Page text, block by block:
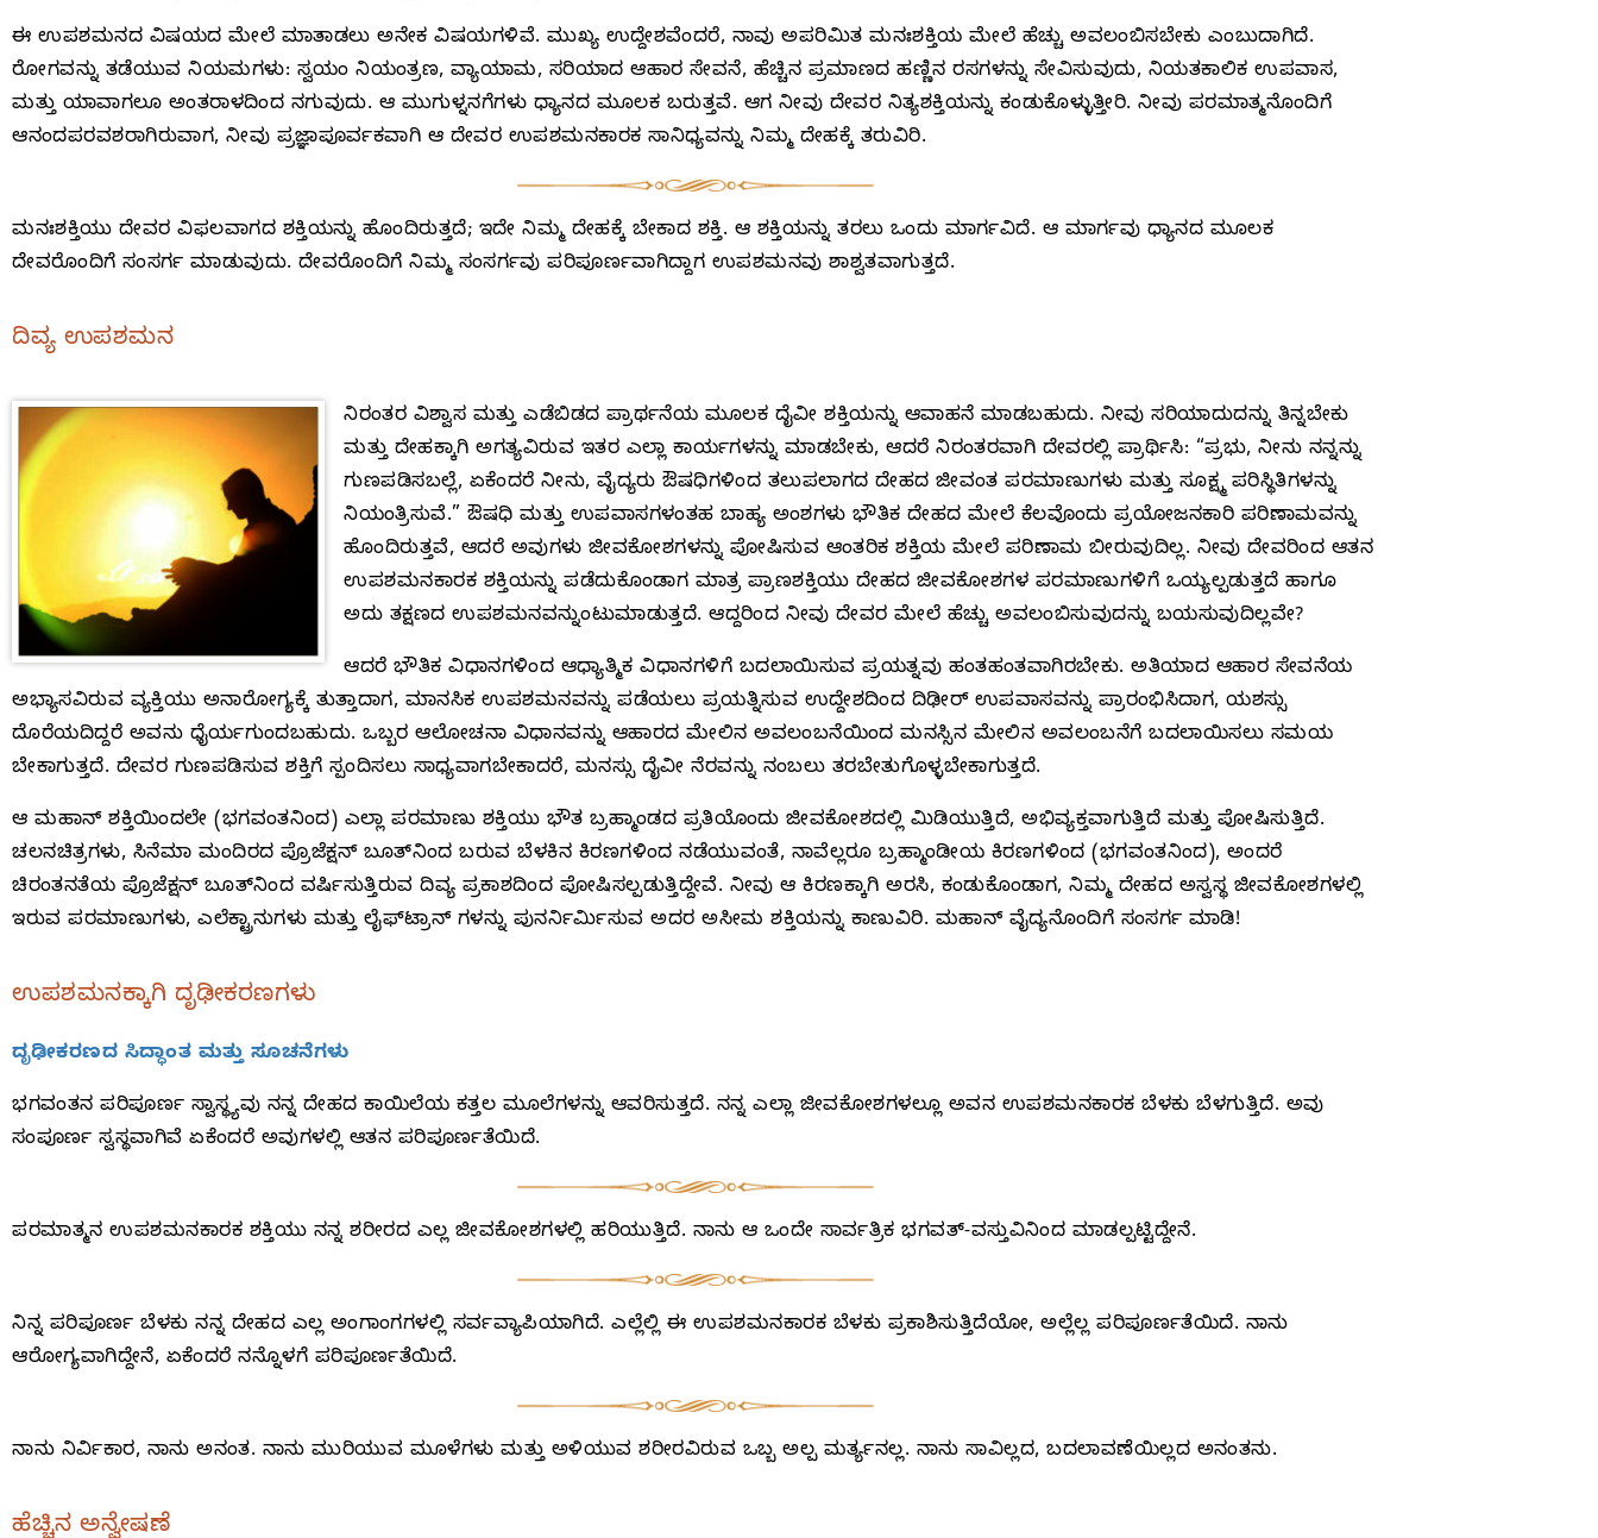
ಈ ಉಪಶಮನದ ವಿಷಯದ ಮೇಲೆ ಮಾತಾಡಲು ಅನೇಕ ವಿಷಯಗಳಿವೆ. ಮುಖ್ಯ ಉದ್ದೇಶವೆಂದರೆ, ನಾವು ಅಪರಿಮಿತ ಮನಃಶಕ್ತಿಯ ಮೇಲೆ ಹೆಚ್ಚು ಅವಲಂಬಿಸಬೇಕು ಎಂಬುದಾಗಿದೆ.
ರೋಗವನ್ನು ತಡೆಯುವ ನಿಯಮಗಳು: ಸ್ವಯಂ ನಿಯಂತ್ರಣ, ವ್ಯಾಯಾಮ, ಸರಿಯಾದ ಆಹಾರ ಸೇವನೆ, ಹೆಚ್ಚಿನ ಪ್ರಮಾಣದ ಹಣ್ಣಿನ ರಸಗಳನ್ನು ಸೇವಿಸುವುದು, ನಿಯತಕಾಲಿಕ ಉಪವಾಸ,
ಮತ್ತು ಯಾವಾಗಲೂ ಅಂತರಾಳದಿಂದ ನಗುವುದು. ಆ ಮುಗುಳ್ನನಗೆಗಳು ಧ್ಯಾನದ ಮೂಲಕ ಬರುತ್ತವೆ. ಆಗ ನೀವು ದೇವರ ನಿತ್ಯಶಕ್ತಿಯನ್ನು ಕಂಡುಕೊಳ್ಳುತ್ತೀರಿ. ನೀವು ಪರಮಾತ್ಮನೊಂದಿಗೆ
ಆನಂದಪರವಶರಾಗಿರುವಾಗ, ನೀವು ಪ್ರಜ್ಞಾಪೂರ್ವಕವಾಗಿ ಆ ದೇವರ ಉಪಶಮನಕಾರಕ ಸಾನಿಧ್ಯವನ್ನು ನಿಮ್ಮ ದೇಹಕ್ಕೆ ತರುವಿರಿ.
ಮನಃಶಕ್ತಿಯು ದೇವರ ವಿಫಲವಾಗದ ಶಕ್ತಿಯನ್ನು ಹೊಂದಿರುತ್ತದೆ; ಇದೇ ನಿಮ್ಮ ದೇಹಕ್ಕೆ ಬೇಕಾದ ಶಕ್ತಿ. ಆ ಶಕ್ತಿಯನ್ನು ತರಲು ಒಂದು ಮಾರ್ಗವಿದೆ. ಆ ಮಾರ್ಗವು ಧ್ಯಾನದ ಮೂಲಕ
ದೇವರೊಂದಿಗೆ ಸಂಸರ್ಗ ಮಾಡುವುದು. ದೇವರೊಂದಿಗೆ ನಿಮ್ಮ ಸಂಸರ್ಗವು ಪರಿಪೂರ್ಣವಾಗಿದ್ದಾಗ ಉಪಶಮನವು ಶಾಶ್ವತವಾಗುತ್ತದೆ.
ದಿವ್ಯ ಉಪಶಮನ
ನಿರಂತರ ವಿಶ್ವಾಸ ಮತ್ತು ಎಡೆಬಿಡದ ಪ್ರಾರ್ಥನೆಯ ಮೂಲಕ ದೈವೀ ಶಕ್ತಿಯನ್ನು ಆವಾಹನೆ ಮಾಡಬಹುದು. ನೀವು ಸರಿಯಾದುದನ್ನು ತಿನ್ನಬೇಕು
ಮತ್ತು ದೇಹಕ್ಕಾಗಿ ಅಗತ್ಯವಿರುವ ಇತರ ಎಲ್ಲಾ ಕಾರ್ಯಗಳನ್ನು ಮಾಡಬೇಕು, ಆದರೆ ನಿರಂತರವಾಗಿ ದೇವರಲ್ಲಿ ಪ್ರಾರ್ಥಿಸಿ: “ಪ್ರಭು, ನೀನು ನನ್ನನ್ನು
ಗುಣಪಡಿಸಬಲ್ಲೆ, ಏಕೆಂದರೆ ನೀನು, ವೈದ್ಯರು ಔಷಧಿಗಳಿಂದ ತಲುಪಲಾಗದ ದೇಹದ ಜೀವಂತ ಪರಮಾಣುಗಳು ಮತ್ತು ಸೂಕ್ಷ್ಮ ಪರಿಸ್ಥಿತಿಗಳನ್ನು
ನಿಯಂತ್ರಿಸುವೆ.” ಔಷಧಿ ಮತ್ತು ಉಪವಾಸಗಳಂತಹ ಬಾಹ್ಯ ಅಂಶಗಳು ಭೌತಿಕ ದೇಹದ ಮೇಲೆ ಕೆಲವೊಂದು ಪ್ರಯೋಜನಕಾರಿ ಪರಿಣಾಮವನ್ನು
ಹೊಂದಿರುತ್ತವೆ, ಆದರೆ ಅವುಗಳು ಜೀವಕೋಶಗಳನ್ನು ಪೋಷಿಸುವ ಆಂತರಿಕ ಶಕ್ತಿಯ ಮೇಲೆ ಪರಿಣಾಮ ಬೀರುವುದಿಲ್ಲ. ನೀವು ದೇವರಿಂದ ಆತನ
ಉಪಶಮನಕಾರಕ ಶಕ್ತಿಯನ್ನು ಪಡೆದುಕೊಂಡಾಗ ಮಾತ್ರ ಪ್ರಾಣಶಕ್ತಿಯು ದೇಹದ ಜೀವಕೋಶಗಳ ಪರಮಾಣುಗಳಿಗೆ ಒಯ್ಯಲ್ಪಡುತ್ತದೆ ಹಾಗೂ
ಅದು ತಕ್ಷಣದ ಉಪಶಮನವನ್ನುಂಟುಮಾಡುತ್ತದೆ. ಆದ್ದರಿಂದ ನೀವು ದೇವರ ಮೇಲೆ ಹೆಚ್ಚು ಅವಲಂಬಿಸುವುದನ್ನು ಬಯಸುವುದಿಲ್ಲವೇ?
ಆದರೆ ಭೌತಿಕ ವಿಧಾನಗಳಿಂದ ಆಧ್ಯಾತ್ಮಿಕ ವಿಧಾನಗಳಿಗೆ ಬದಲಾಯಿಸುವ ಪ್ರಯತ್ನವು ಹಂತಹಂತವಾಗಿರಬೇಕು. ಅತಿಯಾದ ಆಹಾರ ಸೇವನೆಯ
ಅಭ್ಯಾಸವಿರುವ ವ್ಯಕ್ತಿಯು ಅನಾರೋಗ್ಯಕ್ಕೆ ತುತ್ತಾದಾಗ, ಮಾನಸಿಕ ಉಪಶಮನವನ್ನು ಪಡೆಯಲು ಪ್ರಯತ್ನಿಸುವ ಉದ್ದೇಶದಿಂದ ದಿಢೀರ್ ಉಪವಾಸವನ್ನು ಪ್ರಾರಂಭಿಸಿದಾಗ, ಯಶಸ್ಸು
ದೊರೆಯದಿದ್ದರೆ ಅವನು ಧೈರ್ಯಗುಂದಬಹುದು. ಒಬ್ಬರ ಆಲೋಚನಾ ವಿಧಾನವನ್ನು ಆಹಾರದ ಮೇಲಿನ ಅವಲಂಬನೆಯಿಂದ ಮನಸ್ಸಿನ ಮೇಲಿನ ಅವಲಂಬನೆಗೆ ಬದಲಾಯಿಸಲು ಸಮಯ
ಬೇಕಾಗುತ್ತದೆ. ದೇವರ ಗುಣಪಡಿಸುವ ಶಕ್ತಿಗೆ ಸ್ಪಂದಿಸಲು ಸಾಧ್ಯವಾಗಬೇಕಾದರೆ, ಮನಸ್ಸು ದೈವೀ ನೆರವನ್ನು ನಂಬಲು ತರಬೇತುಗೊಳ್ಳಬೇಕಾಗುತ್ತದೆ.
ಆ ಮಹಾನ್ ಶಕ್ತಿಯಿಂದಲೇ (ಭಗವಂತನಿಂದ) ಎಲ್ಲಾ ಪರಮಾಣು ಶಕ್ತಿಯು ಭೌತ ಬ್ರಹ್ಮಾಂಡದ ಪ್ರತಿಯೊಂದು ಜೀವಕೋಶದಲ್ಲಿ ಮಿಡಿಯುತ್ತಿದೆ, ಅಭಿವ್ಯಕ್ತವಾಗುತ್ತಿದೆ ಮತ್ತು ಪೋಷಿಸುತ್ತಿದೆ.
ಚಲನಚಿತ್ರಗಳು, ಸಿನೆಮಾ ಮಂದಿರದ ಪ್ರೊಜೆಕ್ಷನ್ ಬೂತ್‌ನಿಂದ ಬರುವ ಬೆಳಕಿನ ಕಿರಣಗಳಿಂದ ನಡೆಯುವಂತೆ, ನಾವೆಲ್ಲರೂ ಬ್ರಹ್ಮಾಂಡೀಯ ಕಿರಣಗಳಿಂದ (ಭಗವಂತನಿಂದ), ಅಂದರೆ
ಚಿರಂತನತೆಯ ಪ್ರೊಜೆಕ್ಷನ್ ಬೂತ್‌ನಿಂದ ವರ್ಷಿಸುತ್ತಿರುವ ದಿವ್ಯ ಪ್ರಕಾಶದಿಂದ ಪೋಷಿಸಲ್ಪಡುತ್ತಿದ್ದೇವೆ. ನೀವು ಆ ಕಿರಣಕ್ಕಾಗಿ ಅರಸಿ, ಕಂಡುಕೊಂಡಾಗ, ನಿಮ್ಮ ದೇಹದ ಅಸ್ವಸ್ಥ ಜೀವಕೋಶಗಳಲ್ಲಿ
ಇರುವ ಪರಮಾಣುಗಳು, ಎಲೆಕ್ಟ್ರಾನುಗಳು ಮತ್ತು ಲೈಫ್‌ಟ್ರಾನ್‌ ಗಳನ್ನು ಪುನರ್ನಿರ್ಮಿಸುವ ಅದರ ಅಸೀಮ ಶಕ್ತಿಯನ್ನು ಕಾಣುವಿರಿ. ಮಹಾನ್‌ ವೈದ್ಯನೊಂದಿಗೆ ಸಂಸರ್ಗ ಮಾಡಿ!
ಉಪಶಮನಕ್ಕಾಗಿ ದೃಢೀಕರಣಗಳು
ದೃಢೀಕರಣದ ಸಿದ್ಧಾಂತ ಮತ್ತು ಸೂಚನೆಗಳು
ಭಗವಂತನ ಪರಿಪೂರ್ಣ ಸ್ವಾಸ್ಥ್ಯವು ನನ್ನ ದೇಹದ ಕಾಯಿಲೆಯ ಕತ್ತಲ ಮೂಲೆಗಳನ್ನು ಆವರಿಸುತ್ತದೆ. ನನ್ನ ಎಲ್ಲಾ ಜೀವಕೋಶಗಳಲ್ಲೂ ಅವನ ಉಪಶಮನಕಾರಕ ಬೆಳಕು ಬೆಳಗುತ್ತಿದೆ. ಅವು
ಸಂಪೂರ್ಣ ಸ್ವಸ್ಥವಾಗಿವೆ ಏಕೆಂದರೆ ಅವುಗಳಲ್ಲಿ ಆತನ ಪರಿಪೂರ್ಣತೆಯಿದೆ.
ಪರಮಾತ್ಮನ ಉಪಶಮನಕಾರಕ ಶಕ್ತಿಯು ನನ್ನ ಶರೀರದ ಎಲ್ಲ ಜೀವಕೋಶಗಳಲ್ಲಿ ಹರಿಯುತ್ತಿದೆ. ನಾನು ಆ ಒಂದೇ ಸಾರ್ವತ್ರಿಕ ಭಗವತ್-ವಸ್ತುವಿನಿಂದ ಮಾಡಲ್ಪಟ್ಟಿದ್ದೇನೆ.
ನಿನ್ನ ಪರಿಪೂರ್ಣ ಬೆಳಕು ನನ್ನ ದೇಹದ ಎಲ್ಲ ಅಂಗಾಂಗಗಳಲ್ಲಿ ಸರ್ವವ್ಯಾಪಿಯಾಗಿದೆ. ಎಲ್ಲೆಲ್ಲಿ ಈ ಉಪಶಮನಕಾರಕ ಬೆಳಕು ಪ್ರಕಾಶಿಸುತ್ತಿದೆಯೋ, ಅಲ್ಲೆಲ್ಲ ಪರಿಪೂರ್ಣತೆಯಿದೆ. ನಾನು
ಆರೋಗ್ಯವಾಗಿದ್ದೇನೆ, ಏಕೆಂದರೆ ನನ್ನೊಳಗೆ ಪರಿಪೂರ್ಣತೆಯಿದೆ.
ನಾನು ನಿರ್ವಿಕಾರ, ನಾನು ಅನಂತ. ನಾನು ಮುರಿಯುವ ಮೂಳೆಗಳು ಮತ್ತು ಅಳಿಯುವ ಶರೀರವಿರುವ ಒಬ್ಬ ಅಲ್ಪ ಮರ್ತ್ಯನಲ್ಲ. ನಾನು ಸಾವಿಲ್ಲದ, ಬದಲಾವಣೆಯಿಲ್ಲದ ಅನಂತನು.
ಹೆಚ್ಚಿನ ಅನ್ವೇಷಣೆ